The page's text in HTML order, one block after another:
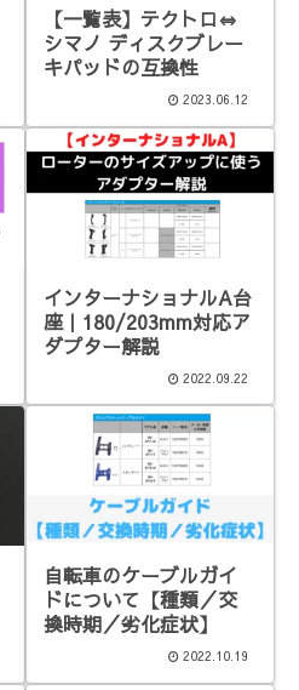
【一覧表】テクトロ⇔
シマノ ディスクブレー
キパッドの互換性
2023.06.12
インターナショナルA台
座｜180/203mm対応ア
ダプター解説
2022.09.22
自転車のケーブルガイ
ドについて【種類／交
換時期／劣化症状】
2022.10.19